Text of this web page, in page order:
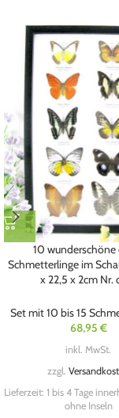
10 wunderschöne
Schmetterlinge im
x 22,5 x 2cm Nr.
Set mit 10 bis 15
68,95 €
inkl. MwSt.
zzgl.
Lieferzeit: 1 bis 4 Tage
ohne Inseln